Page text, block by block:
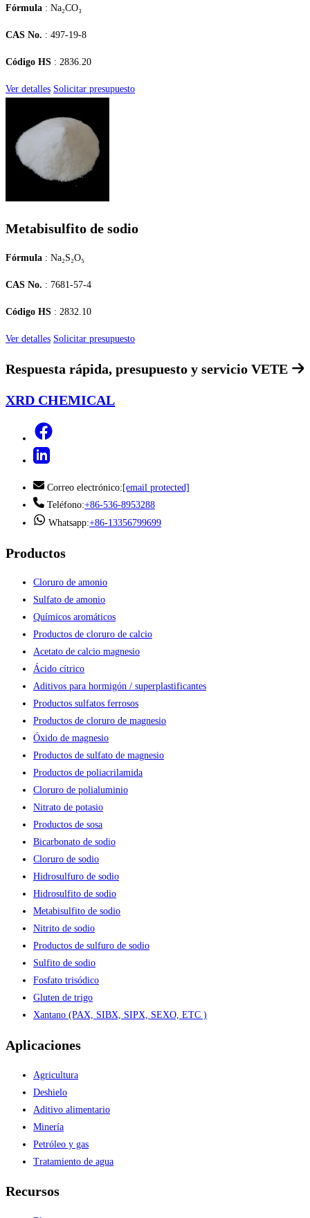
Fórmula : Na₂CO₃
CAS No. : 497-19-8
Código HS : 2836.20
Ver detalles Solicitar presupuesto
Metabisulfito de sodio
Fórmula : Na₂S₂O₅
CAS No. : 7681-57-4
Código HS : 2832.10
Ver detalles Solicitar presupuesto
Respuesta rápida, presupuesto y servicio VETE
XRD CHEMICAL
Correo electrónico: [email protected]
Teléfono:+86-536-8953288
Whatsapp:+86-13356799699
Productos
Cloruro de amonio
Sulfato de amonio
Químicos aromáticos
Productos de cloruro de calcio
Acetato de calcio magnesio
Ácido cítrico
Aditivos para hormigón / superplastificantes
Productos sulfatos ferrosos
Productos de cloruro de magnesio
Óxido de magnesio
Productos de sulfato de magnesio
Productos de poliacrilamida
Cloruro de polialuminio
Nitrato de potasio
Productos de sosa
Bicarbonato de sodio
Cloruro de sodio
Hidrosulfuro de sodio
Hidrosulfito de sodio
Metabisulfito de sodio
Nitrito de sodio
Productos de sulfuro de sodio
Sulfito de sodio
Fosfato trisódico
Gluten de trigo
Xantano (PAX, SIBX, SIPX, SEXO, ETC )
Aplicaciones
Agricultura
Deshielo
Aditivo alimentario
Minería
Petróleo y gas
Tratamiento de agua
Recursos